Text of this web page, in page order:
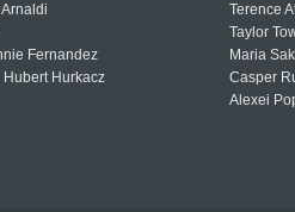
Fernandez
Hubert Hurkacz
Terence
Taylor
Maria
Casper
Alexei